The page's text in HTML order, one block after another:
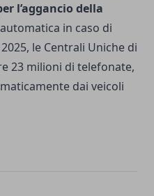
l’aggancio della
in caso di
le Centrali Uniche di
23 milioni di telefonate,
dai veicoli